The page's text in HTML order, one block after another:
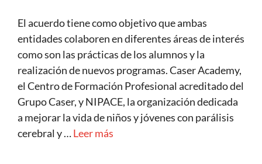
El acuerdo tiene como objetivo que ambas
entidades colaboren en diferentes áreas de interés
como son las prácticas de los alumnos y la
realización de nuevos programas. Caser Academy,
el Centro de Formación Profesional acreditado del
Grupo Caser, y NIPACE, la organización dedicada
a mejorar la vida de niños y jóvenes con parálisis
cerebral y …Leer más